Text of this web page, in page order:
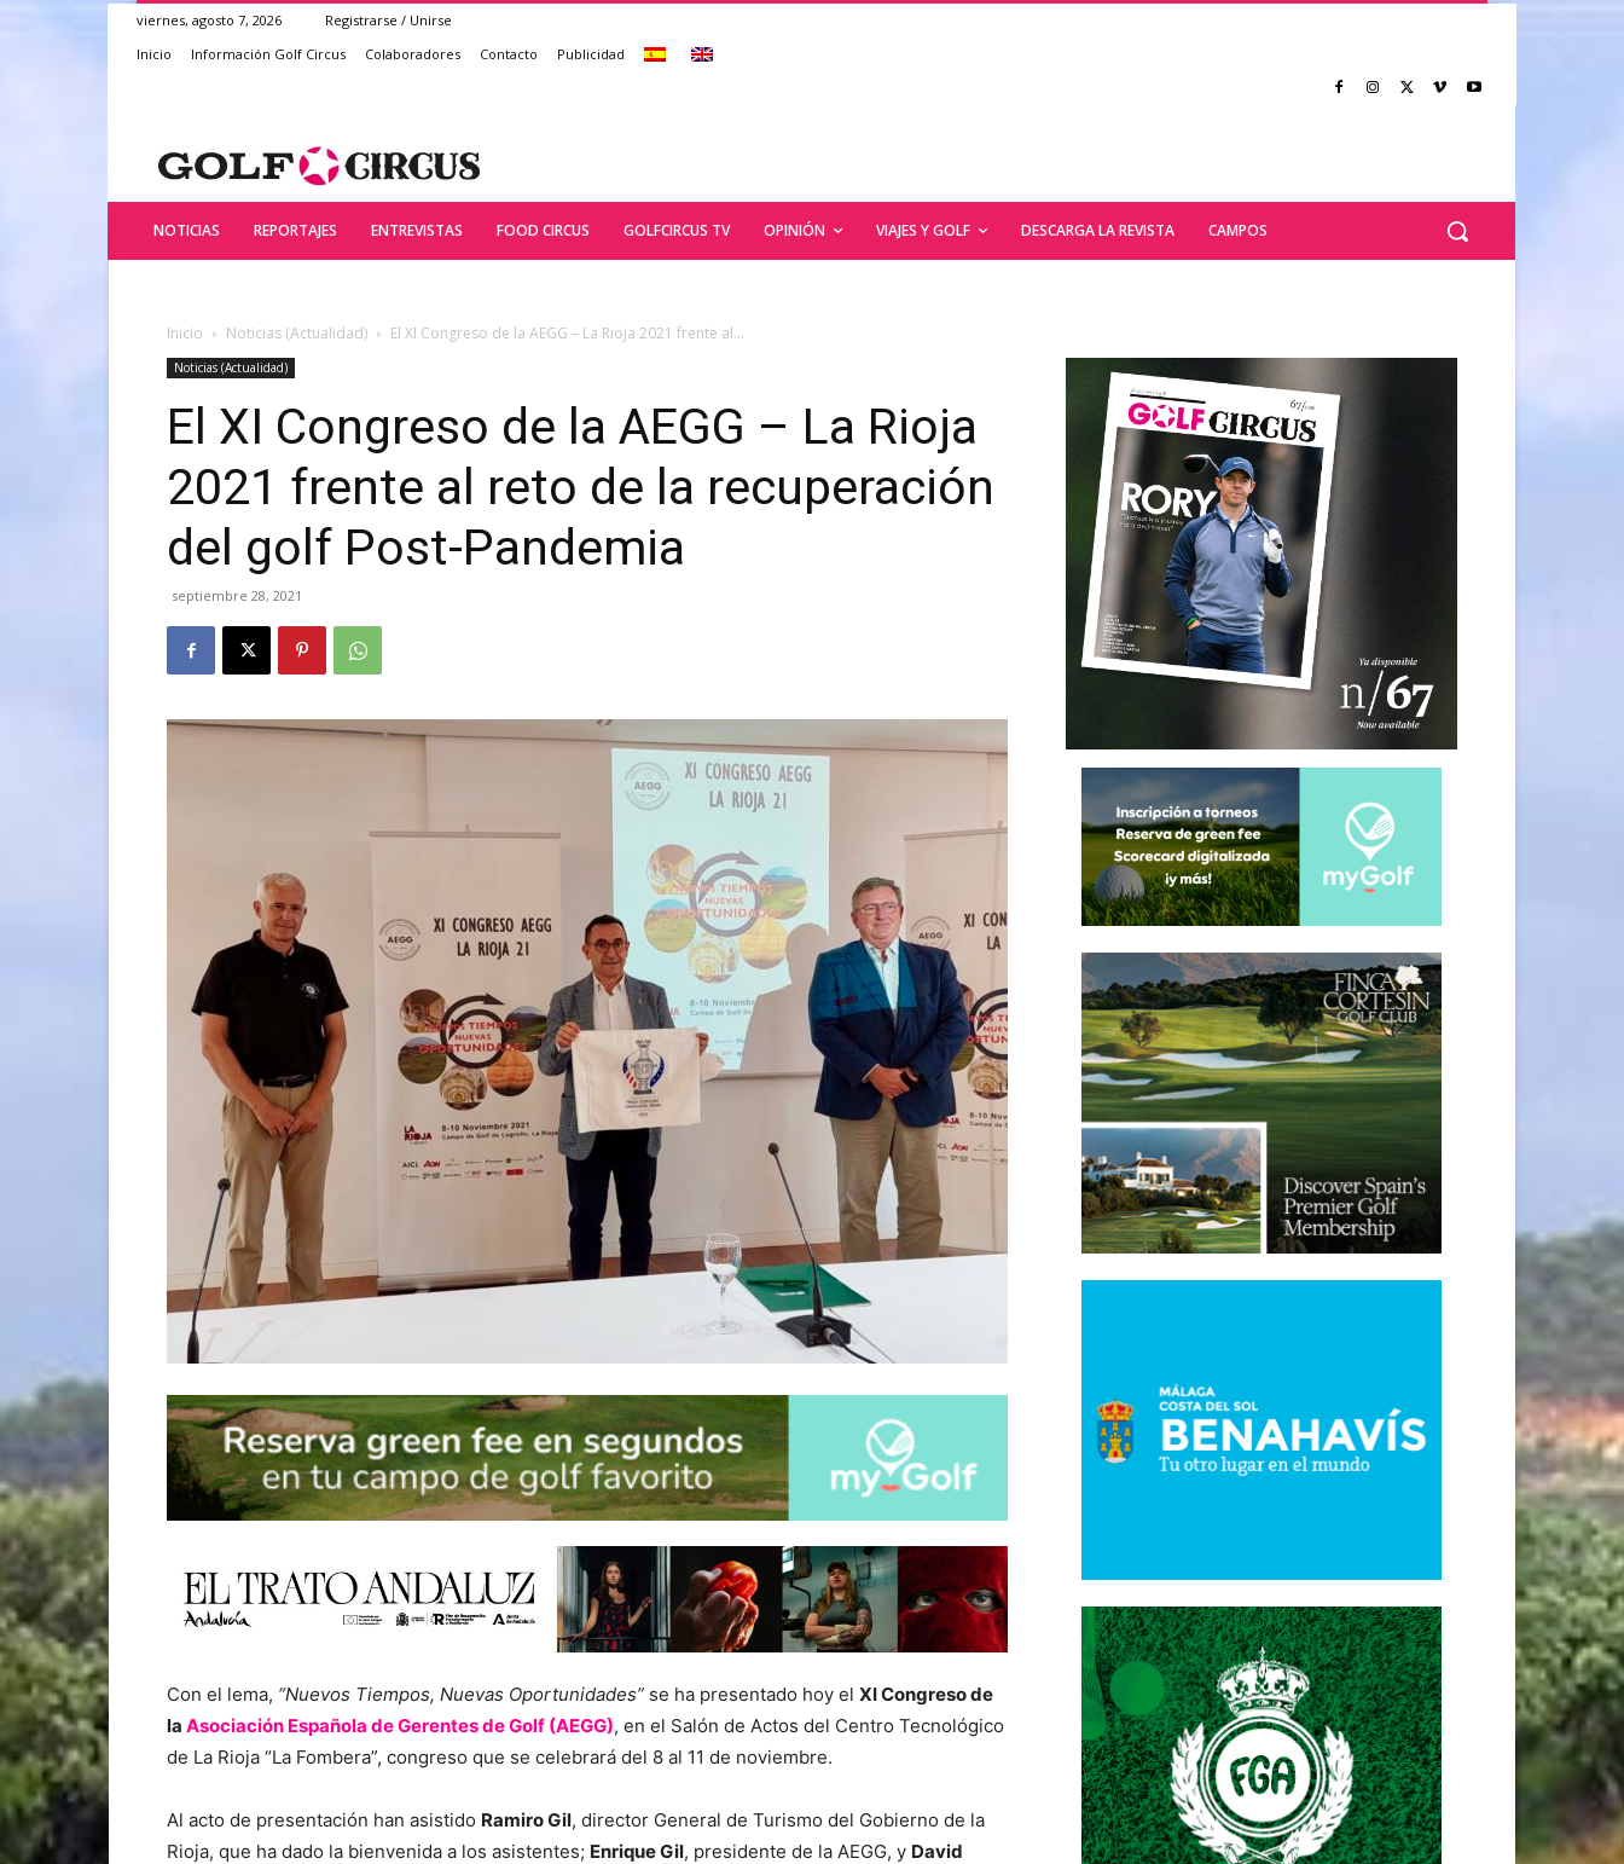
viernes, agosto 7, 2026
Registrarse / Unirse
Inicio
Información Golf Circus Colaboradores Contacto Publicidad
NOTICIAS REPORTAJES ENTREVISTAS FOOD CIRCUS GOLFCIRCUS TV OPINIÓN VIAJES Y GOLF DESCARGA LA REVISTA CAMPOS
Inicio Noticias (Actualidad) El XI Congreso de la AEGG – La Rioja 2021 frente al...
Noticias (Actualidad)
El XI Congreso de la AEGG – La Rioja
2021 frente al reto de la recuperación
del golf Post-Pandemia
septiembre 28, 2021
Con el lema, “Nuevos Tiempos, Nuevas Oportunidades” se ha presentado hoy el XI Congreso de
la Asociación Española de Gerentes de Golf (AEGG), en el Salón de Actos del Centro Tecnológico
de La Rioja “La Fombera”, congreso que se celebrará del 8 al 11 de noviembre.
Al acto de presentación han asistido Ramiro Gil, director General de Turismo del Gobierno de la
Rioja, que ha dado la bienvenida a los asistentes; Enrique Gil, presidente de la AEGG, y David